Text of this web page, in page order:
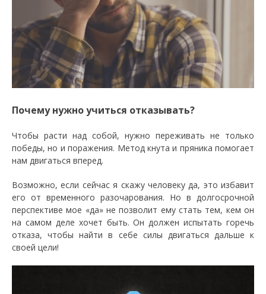
Почему нужно учиться отказывать?
Чтобы расти над собой, нужно переживать не только
победы, но и поражения. Метод кнута и пряника помогает
нам двигаться вперед.
Возможно, если сейчас я скажу человеку да, это избавит
его от временного разочарования. Но в долгосрочной
перспективе мое «да» не позволит ему стать тем, кем он
на самом деле хочет быть. Он должен испытать горечь
отказа, чтобы найти в себе силы двигаться дальше к
своей цели!